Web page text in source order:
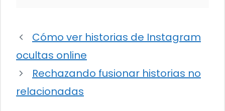
Cómo ver historias de Instagram
ocultas online
Rechazando fusionar historias no
relacionadas